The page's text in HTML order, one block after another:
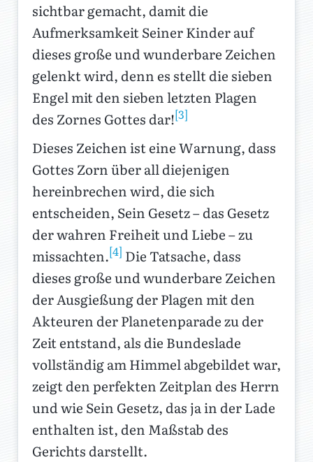
sichtbar gemacht, damit die
Aufmerksamkeit Seiner Kinder auf
dieses große und wunderbare Zeichen
gelenkt wird, denn es stellt die sieben
Engel mit den sieben letzten Plagen
des Zornes Gottes dar![3]
Dieses Zeichen ist eine Warnung, dass
Gottes Zorn über all diejenigen
hereinbrechen wird, die sich
entscheiden, Sein Gesetz – das Gesetz
der wahren Freiheit und Liebe – zu
missachten.[4] Die Tatsache, dass
dieses große und wunderbare Zeichen
der Ausgießung der Plagen mit den
Akteuren der Planetenparade zu der
Zeit entstand, als die Bundeslade
vollständig am Himmel abgebildet war,
zeigt den perfekten Zeitplan des Herrn
und wie Sein Gesetz, das ja in der Lade
enthalten ist, den Maßstab des
Gerichts darstellt.